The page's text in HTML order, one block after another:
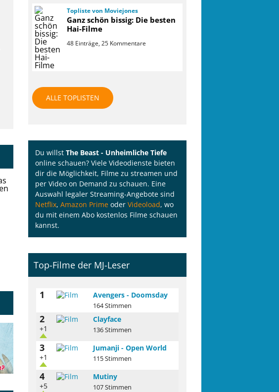
Topliste von Moviejones
Ganz schön bissig: Die besten
Hai-Filme
48 Einträge, 25 Kommentare
ALLE TOPLISTEN
Du willst The Beast - Unheimliche Tiefe
online schauen? Viele Videodienste bieten
dir die Möglichkeit, Filme zu streamen und
per Video on Demand zu schauen. Eine
Auswahl legaler Streaming-Angebote sind
Netflix, Amazon Prime oder Videoload, wo
du mit einem Abo kostenlos Filme schauen
kannst.
Top-Filme der MJ-Leser
1 Avengers - Doomsday
164 Stimmen
2
+1
Clayface
136 Stimmen
3
+1
Jumanji - Open World
115 Stimmen
4
+5
Mutiny
107 Stimmen